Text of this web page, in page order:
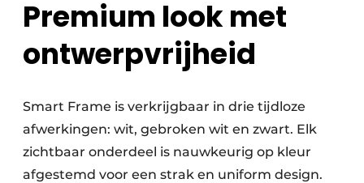
Premium look met
ontwerpvrijheid
Smart Frame is verkrijgbaar in drie tijdloze
afwerkingen: wit, gebroken wit en zwart. Elk
zichtbaar onderdeel is nauwkeurig op kleur
afgestemd voor een strak en uniform design.